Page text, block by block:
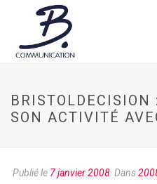
BRISTOLDECISION
SON ACTIVITÉ
Publié le 7 janvier 2008 Dans